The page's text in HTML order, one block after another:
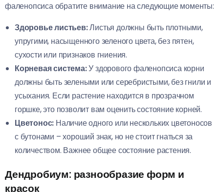
фаленопсиса обратите внимание на следующие моменты:
Здоровье листьев:Листья должны быть плотными,
упругими, насыщенного зеленого цвета, без пятен,
сухости или признаков гниения.
Корневая система:У здорового фаленопсиса корни
должны быть зелеными или серебристыми, без гнили и
усыхания. Если растение находится в прозрачном
горшке, это позволит вам оценить состояние корней.
Цветонос: Наличие одного или нескольких цветоносов
с бутонами – хороший знак, но не стоит гнаться за
количеством. Важнее общее состояние растения.
Дендробиум: разнообразие форм и
красок